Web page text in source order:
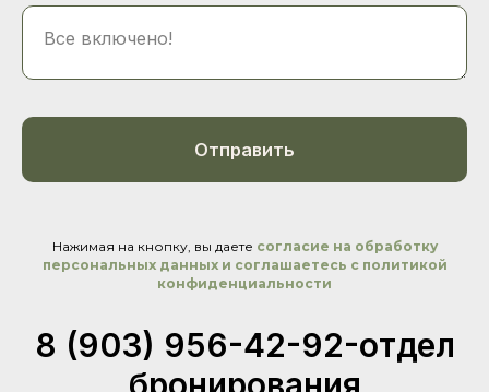
Все включено!
Отправить
Нажимая на кнопку, вы даете согласие на обработку
персональных данных и соглашаетесь c политикой
конфиденциальности
8 (903) 956-42-92-отдел